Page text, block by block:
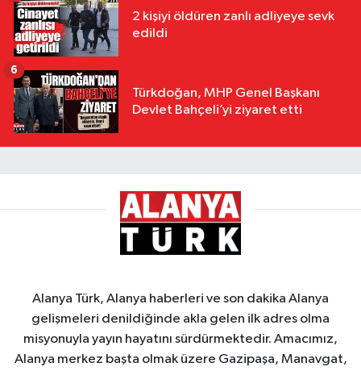
2 kişiyi öldüren zanlı adliyeye sevk
edildi
Türkdoğan, MHP Genel Başkanı
Devlet Bahçeli’yi ziyaret etti
6
Alanya Türk, Alanya haberleri ve son dakika Alanya
gelişmeleri denildiğinde akla gelen ilk adres olma
misyonuyla yayın hayatını sürdürmektedir. Amacımız,
Alanya merkez başta olmak üzere Gazipaşa, Manavgat,